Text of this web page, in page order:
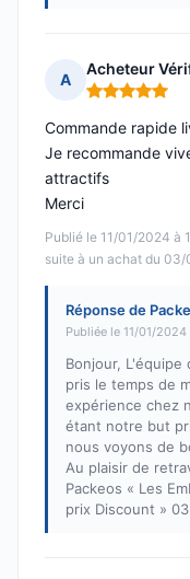
A
Acheteur
Note : 5 sur 5
Publié le 11/01/2024 à
suite à un achat du
Commande rapide
Je recommande
attractifs
Merci
Réponse de
Publiée le 11/01/2024
Bonjour, L'équipe
pris le temps de
expérience chez
étant notre but
nous voyons de
Au plaisir de
Packeos « Les
prix Discount »